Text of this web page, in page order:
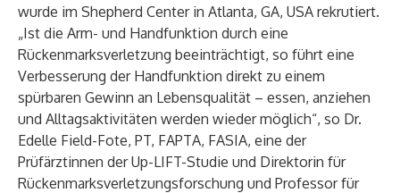
wurde im Shepherd Center in Atlanta, GA, USA rekrutiert.
„Ist die Arm- und Handfunktion durch eine
Rückenmarksverletzung beeinträchtigt, so führt eine
Verbesserung der Handfunktion direkt zu einem
spürbaren Gewinn an Lebensqualität – essen, anziehen
und Alltagsaktivitäten werden wieder möglich“, so Dr.
Edelle Field-Fote, PT, FAPTA, FASIA, eine der
Prüfärztinnen der Up-LIFT-Studie und Direktorin für
Rückenmarksverletzungsforschung und Professor für